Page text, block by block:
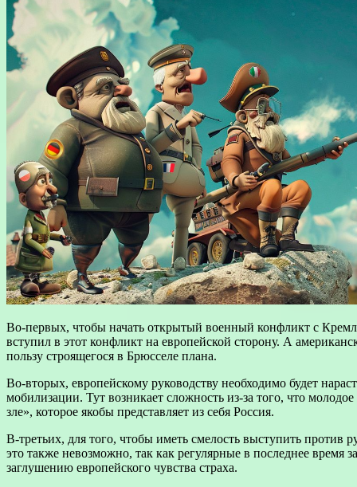
Во-первых, чтобы начать открытый военный конфликт с
вступил в этот конфликт на европейской сторону. А
пользу строящегося в Брюсселе плана.
Во-вторых, европейскому руководству необходимо будет
мобилизации. Тут возникает сложность из-за того, что
зле», которое якобы представляет из себя Россия.
В-третьих, для того, чтобы иметь смелость выступить против
это также невозможно, так как регулярные в последнее время
заглушению европейского чувства страха.